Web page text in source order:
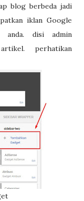
blog berbeda jadi
iklan Google
anda. disi admin
perhatikan